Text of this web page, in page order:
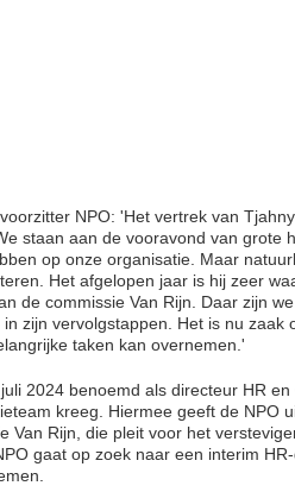
NPO: 'Het vertrek van
staan aan de vooravond van grote
op onze organisatie. Maar
Het afgelopen jaar is hij zeer
de commissie Van Rijn. Daar zijn
zijn vervolgstappen. Het is nu
taken kan overnemen.'
2024 benoemd als directeur HR
kreeg. Hiermee geeft de NPO
Van Rijn, die pleit voor het
gaat op zoek naar een interim